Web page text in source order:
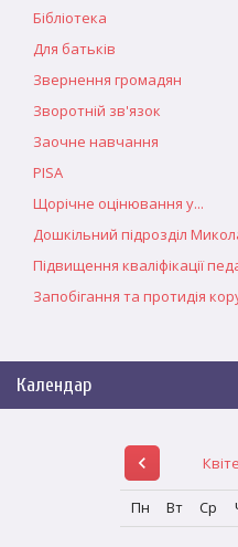
Бібліотека
Для батьків
Звернення громадян
Зворотній зв'язок
Заочне навчання
PISA
Щорічне оцінювання у...
Дошкільний підрозділ
Підвищення кваліфікації
Запобігання та протидія
Календар
Пн Вт Ср